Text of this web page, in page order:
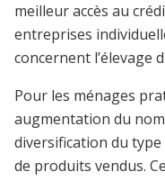
meilleur accès au
entreprises
concernent l’élevage
Pour les ménages
augmentation du
diversification du type
de produits vendus.